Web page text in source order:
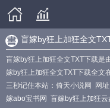
盲嫁by狂上加狂全文
盲嫁by狂上加狂全文TXT下载是
嫁by狂上加狂全文TXT下载全文
三秒记住本站：倚天小说网 网
嫁abo宝书网 盲嫁by狂上加狂云